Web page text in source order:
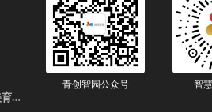
山海边的成长之约｜青创 x 徐悲鸿文化艺术空间 让美育照见更远的世界
青创智园公众号 智